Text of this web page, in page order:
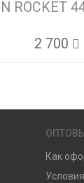
ROCKET
2 700
Как